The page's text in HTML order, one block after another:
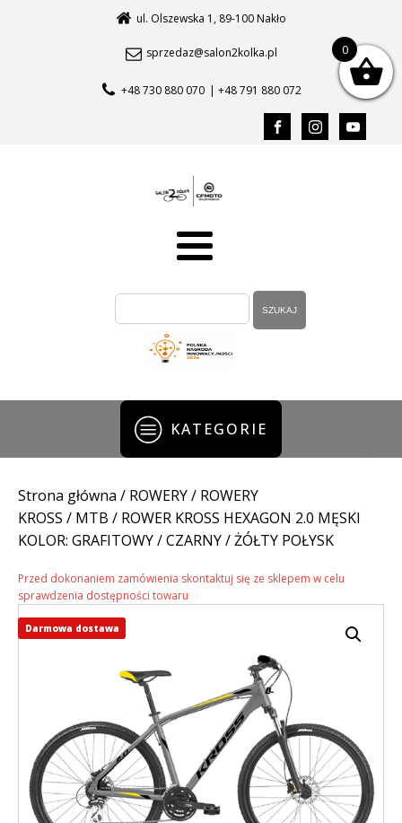
ul. Olszewska 1, 89-100 Nakło
sprzedaz@salon2kolka.pl
+48 730 880 070 | +48 791 880 072
KATEGORIE
Strona główna / ROWERY/ ROWERY
KROSS / MTB / ROWER KROSS HEXAGON 2.0 MĘSKI
KOLOR: GRAFITOWY / CZARNY / ŻÓŁTY POŁYSK
Przed dokonaniem zamówienia skontaktuj się ze sklepem w celu
sprawdzenia dostępności towaru
Darmowa dostawa
0